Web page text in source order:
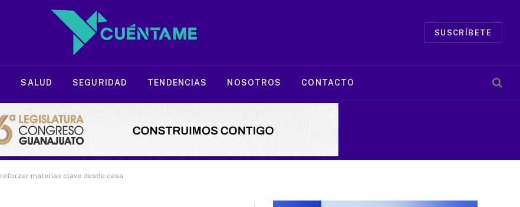
SUSCRÍBETE
SALUD SEGURIDAD TENDENCIAS NOSOTROS CONTACTO
reforzar materias clave desde casa